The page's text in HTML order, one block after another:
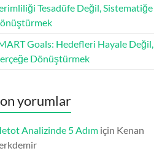
Tesadüfe Değil, Sistematiğe
Goals: Hedefleri Hayale Değil,
Dönüştürmek
yorumlar
Analizinde 5 Adımiçin Kenan